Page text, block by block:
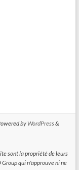
by WordPress&
sont la propriété de leurs
qui n'approuve ni ne